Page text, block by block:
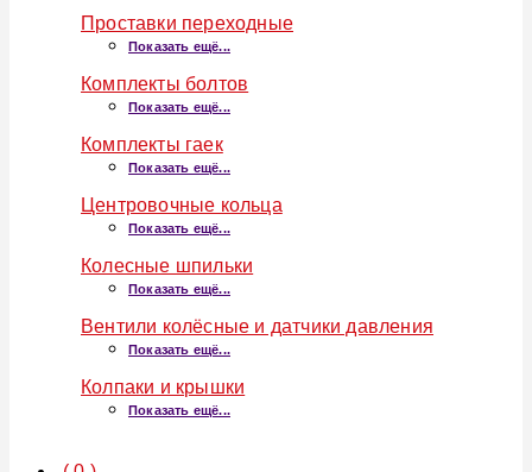
Проставки переходные
Показать ещё...
Комплекты болтов
Показать ещё...
Комплекты гаек
Показать ещё...
Центровочные кольца
Показать ещё...
Колесные шпильки
Показать ещё...
Вентили колёсные и датчики давления
Показать ещё...
Колпаки и крышки
Показать ещё...